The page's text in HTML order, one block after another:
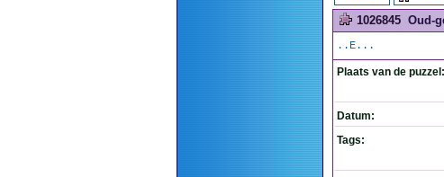
1026845 Oud-
..E...
Plaats van de puzzel:
Datum:
Tags: